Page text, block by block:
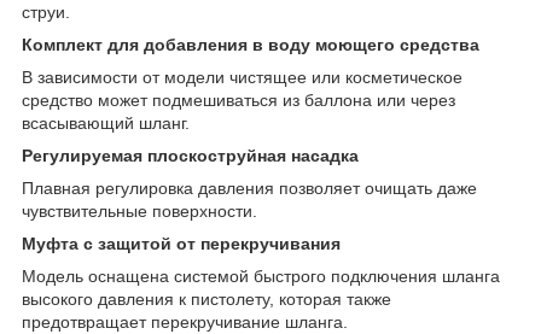
струи.
Комплект для добавления в воду моющего средства
В зависимости от модели чистящее или косметическое
средство может подмешиваться из баллона или через
всасывающий шланг.
Регулируемая плоскоструйная насадка
Плавная регулировка давления позволяет очищать даже
чувствительные поверхности.
Муфта с защитой от перекручивания
Модель оснащена системой быстрого подключения шланга
высокого давления к пистолету, которая также
предотвращает перекручивание шланга.